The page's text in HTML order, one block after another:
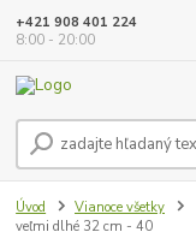
+421 908 401 224
8:00 - 20:00
Úvod Vianoce všetky
veľmi dlhé 32 cm - 40